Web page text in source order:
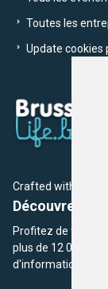
Toutes les
Update cookies
Crafted with
Découvrez
Profitez de toutes
plus de 12 000
d'informations et